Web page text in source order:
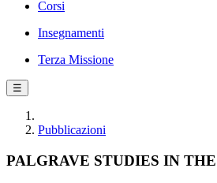
Corsi
Insegnamenti
Terza Missione
☰
Pubblicazioni
PALGRAVE STUDIES IN